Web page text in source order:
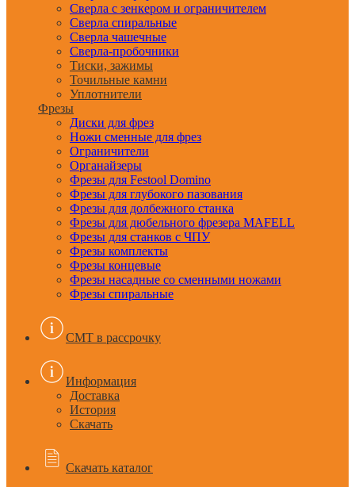
Сверла с зенкером и ограничителем
Сверла спиральные
Сверла чашечные
Сверла-пробочники
Тиски, зажимы
Точильные камни
Уплотнители
Фрезы
Диски для фрез
Ножи сменные для фрез
Ограничители
Органайзеры
Фрезы для Festool Domino
Фрезы для глубокого пазования
Фрезы для долбежного станка
Фрезы для дюбельного фрезера MAFELL
Фрезы для станков с ЧПУ
Фрезы комплекты
Фрезы концевые
Фрезы насадные со сменными ножами
Фрезы спиральные
CMT в рассрочку
Информация
Доставка
История
Скачать
Скачать каталог